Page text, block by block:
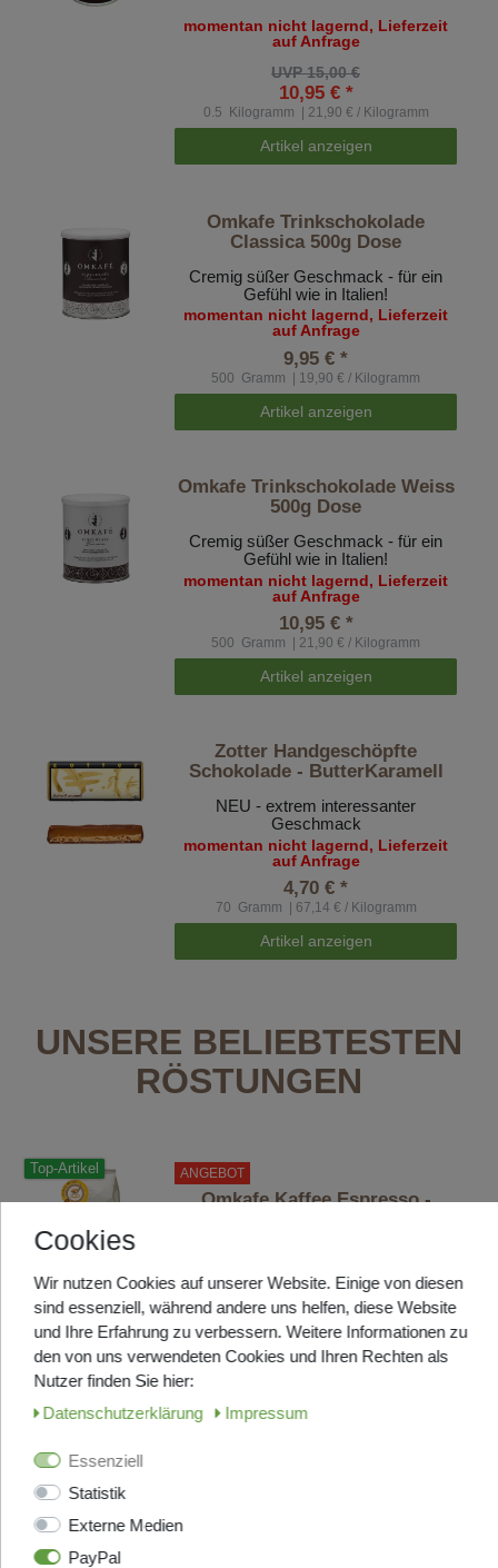
momentan nicht lagernd, Lieferzeit
auf Anfrage
UVP 15,00 €
10,95 € *
0.5 Kilogramm | 21,90 € / Kilogramm
Artikel anzeigen
Omkafe Trinkschokolade
Classica 500g Dose
Cremig süßer Geschmack - für ein
Gefühl wie in Italien!
momentan nicht lagernd, Lieferzeit
auf Anfrage
9,95 € *
500 Gramm | 19,90 € / Kilogramm
Artikel anzeigen
Omkafe Trinkschokolade Weiss
500g Dose
Cremig süßer Geschmack - für ein
Gefühl wie in Italien!
momentan nicht lagernd, Lieferzeit
auf Anfrage
10,95 € *
500 Gramm | 21,90 € / Kilogramm
Artikel anzeigen
Zotter Handgeschöpfte
Schokolade - ButterKaramell
NEU - extrem interessanter
Geschmack
momentan nicht lagernd, Lieferzeit
auf Anfrage
4,70 € *
70 Gramm | 67,14 € / Kilogramm
Artikel anzeigen
UNSERE BELIEBTESTEN
RÖSTUNGEN
Top-Artikel ANGEBOT
Omkafe Kaffee Espresso -
LAGERND, in ca. 2-3 Tage bei
Ihnen
UVP 33,20 €
ab 27,95 € *
Artikel anzeigen
Top-Artikel
Cookies
Wir nutzen Cookies auf unserer Website. Einige von diesen
sind essenziell, während andere uns helfen, diese Website
und Ihre Erfahrung zu verbessern. Weitere Informationen zu
den von uns verwendeten Cookies und Ihren Rechten als
Nutzer finden Sie hier:
Daten­schutz­erklärung
Impressum
Essenziell
Statistik
Externe Medien
PayPal